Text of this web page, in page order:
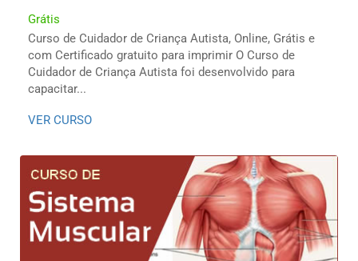
Grátis
Curso de Cuidador de Criança Autista, Online, Grátis e
com Certificado gratuito para imprimir O Curso de
Cuidador de Criança Autista foi desenvolvido para
capacitar...
VER CURSO